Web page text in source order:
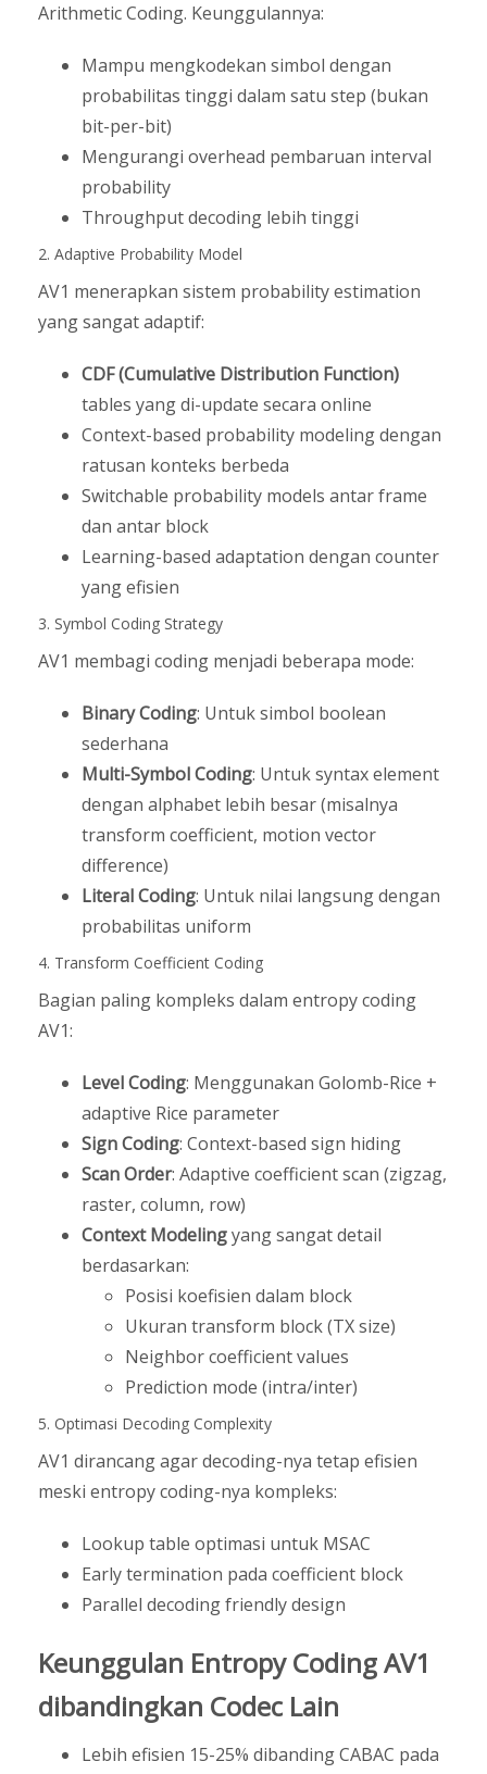
Arithmetic Coding. Keunggulannya:
Mampu mengkodekan simbol dengan
probabilitas tinggi dalam satu step (bukan
bit-per-bit)
Mengurangi overhead pembaruan interval
probability
Throughput decoding lebih tinggi
2. Adaptive Probability Model
AV1 menerapkan sistem probability estimation
yang sangat adaptif:
CDF (Cumulative Distribution Function)
tables yang di-update secara online
Context-based probability modeling dengan
ratusan konteks berbeda
Switchable probability models antar frame
dan antar block
Learning-based adaptation dengan counter
yang efisien
3. Symbol Coding Strategy
AV1 membagi coding menjadi beberapa mode:
Binary Coding: Untuk simbol boolean
sederhana
Multi-Symbol Coding: Untuk syntax element
dengan alphabet lebih besar (misalnya
transform coefficient, motion vector
difference)
Literal Coding: Untuk nilai langsung dengan
probabilitas uniform
4. Transform Coefficient Coding
Bagian paling kompleks dalam entropy coding
AV1:
Level Coding: Menggunakan Golomb-Rice +
adaptive Rice parameter
Sign Coding: Context-based sign hiding
Scan Order: Adaptive coefficient scan (zigzag,
raster, column, row)
Context Modelingyang sangat detail
berdasarkan:
Posisi koefisien dalam block
Ukuran transform block (TX size)
Neighbor coefficient values
Prediction mode (intra/inter)
5. Optimasi Decoding Complexity
AV1 dirancang agar decoding-nya tetap efisien
meski entropy coding-nya kompleks:
Lookup table optimasi untuk MSAC
Early termination pada coefficient block
Parallel decoding friendly design
Keunggulan Entropy Coding AV1
dibandingkan Codec Lain
Lebih efisien 15-25% dibanding CABAC pada